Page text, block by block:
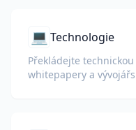
💻 Technologie
Překládejte
whitepapery a